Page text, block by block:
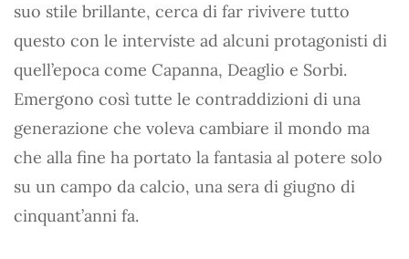
suo stile brillante, cerca di far rivivere tutto
questo con le interviste ad alcuni protagonisti di
quell’epoca come Capanna, Deaglio e Sorbi.
Emergono così tutte le contraddizioni di una
generazione che voleva cambiare il mondo ma
che alla fine ha portato la fantasia al potere solo
su un campo da calcio, una sera di giugno di
cinquant’anni fa.